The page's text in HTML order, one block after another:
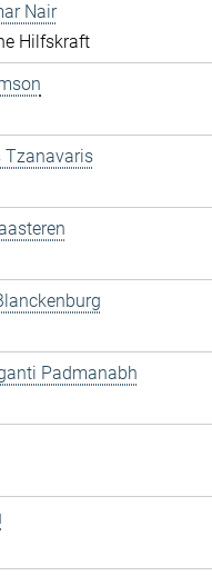
Nair
Hilfskraft
Tzanavaris
Padmanabh